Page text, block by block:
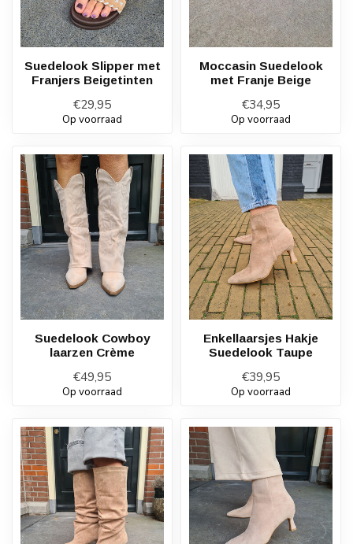
Suedelook Slipper met
Franjers Beigetinten
€29,95
Op voorraad
Moccasin Suedelook
met Franje Beige
€34,95
Op voorraad
Suedelook Cowboy
laarzen Crème
€49,95
Op voorraad
Enkellaarsjes Hakje
Suedelook Taupe
€39,95
Op voorraad